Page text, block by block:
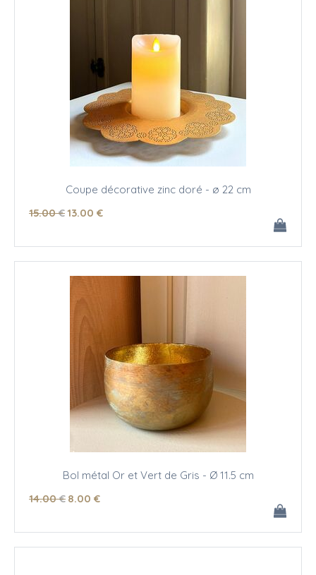
Coupe décorative zinc doré - ø 22 cm
15.00 €13.00 €
Bol métal Or et Vert de Gris - Ø 11.5 cm
14.00 € 8.00 €